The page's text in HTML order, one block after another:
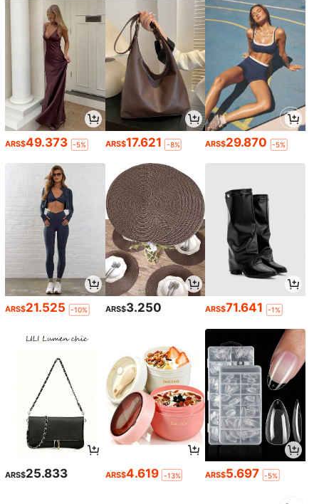
ARS$49.373 -5% ARS$17.621 -8% ARS$29.870 -5%
ARS$21.525 -10% ARS$3.250 ARS$71.641 -1%
ARS$25.833 ARS$4.619 -13% ARS$5.697 -5%